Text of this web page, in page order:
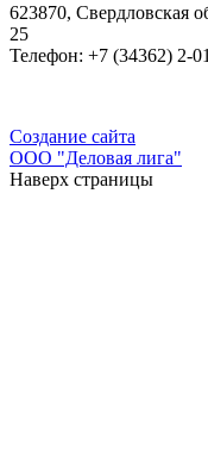
623870, Свердловская
25
Телефон: +7 (34362) 2-
Создание сайта
ООО "Деловая лига"
Наверх страницы